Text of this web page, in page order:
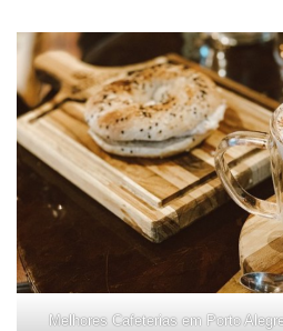
Melhores Cafeterias em Porto